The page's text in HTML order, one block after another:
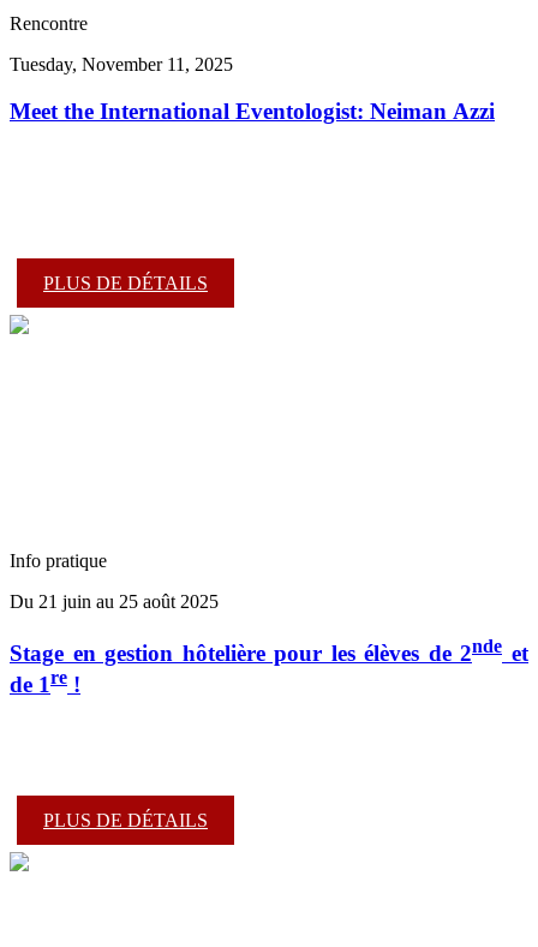
Rencontre
Tuesday, November 11, 2025
Meet the International Eventologist: Neiman Azzi
PLUS DE DÉTAILS
Info pratique
Du 21 juin au 25 août 2025
Stage en gestion hôtelière pour les élèves de 2nde et
de 1re !
PLUS DE DÉTAILS